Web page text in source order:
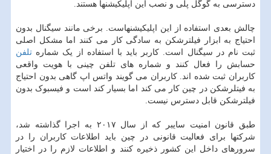
دسترسی به گوگل پلی و نصب این اپلیکیشنها هستند.
چالش بعدی استفاده از این اپلیکیشنهاست. برخی مانند سیگنال بدون
احتیاج به ابزار فیلترشکن به سادگی کار می کنند اما مشکل اصلی
ثبت نام در سیگنال است. کاربر باید با استفاده از یک شماره تلفن
حسابش را فعال کنند و شماره های تلفن چینی با هویت واقعی
کاربران ثبت شده اند. کاربران می گویند واتس اپ گاهی بدون احتیاج
به فیتلرشکن در چین کار می کند اما بسیار کند است و فیسبوک بدون
فیلترشکن قابل دسترس نیست.
طبق قانون امنیت سایبر که از سال ۲۰۱۷ به اجرا گذاشته شد،
شرکتها برای فعالیت قانونی در چین باید اطلاعات کاربران را در
سرورهای داخل این کشور ذخیره کنند و اطلاعات لازم را در اختیار